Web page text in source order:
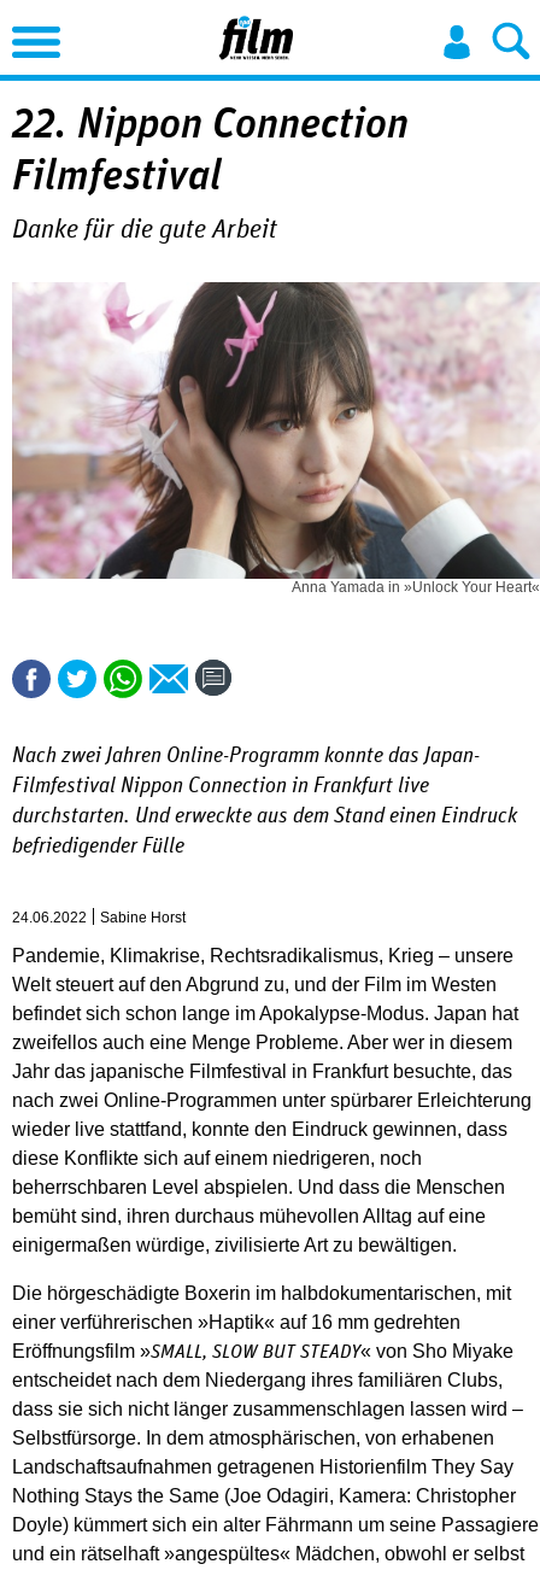
Jump to Navigation
22. Nippon Connection
Filmfestival
Danke für die gute Arbeit
Anna Yamada in »Unlock Your Heart«
Nach zwei Jahren Online-Programm konnte das Japan-
Filmfestival Nippon Connection in Frankfurt live
durchstarten. Und erweckte aus dem Stand einen Eindruck
befriedigender Fülle
24.06.2022 Sabine Horst
Pandemie, Klimakrise, Rechtsradikalismus, Krieg – unsere
Welt steuert auf den Abgrund zu, und der Film im Westen
befindet sich schon lange im Apokalypse-Modus. Japan hat
zweifellos auch eine Menge Probleme. Aber wer in diesem
Jahr das japanische Filmfestival in Frankfurt besuchte, das
nach zwei Online-Programmen unter spürbarer Erleichterung
wieder live stattfand, konnte den Eindruck gewinnen, dass
diese Konflikte sich auf einem niedrigeren, noch
beherrschbaren Level abspielen. Und dass die Menschen
bemüht sind, ihren durchaus mühevollen Alltag auf eine
einigermaßen würdige, zivilisierte Art zu bewältigen.
Die hörgeschädigte Boxerin im halbdokumentarischen, mit
einer verführerischen »Haptik« auf 16 mm gedrehten
Eröffnungsfilm »SMALL, SLOW BUT STEADY« von Sho Miyake
entscheidet nach dem Niedergang ihres familiären Clubs,
dass sie sich nicht länger zusammenschlagen lassen wird –
Selbstfürsorge. In dem atmosphärischen, von erhabenen
Landschaftsaufnahmen getragenen Historienfilm They Say
Nothing Stays the Same (Joe Odagiri, Kamera: Christopher
Doyle) kümmert sich ein alter Fährmann um seine Passagiere
und ein rätselhaft »angespültes« Mädchen, obwohl er selbst